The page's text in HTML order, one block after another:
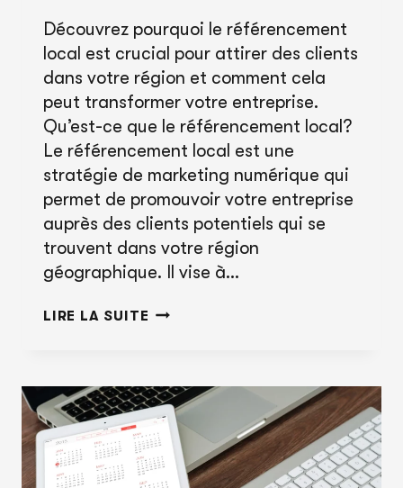
Découvrez pourquoi le référencement
local est crucial pour attirer des clients
dans votre région et comment cela
peut transformer votre entreprise.
Qu’est-ce que le référencement local?
Le référencement local est une
stratégie de marketing numérique qui
permet de promouvoir votre entreprise
auprès des clients potentiels qui se
trouvent dans votre région
géographique. Il vise à…
LIRE LA SUITE L’IMPORTANCE
LOCAL
POUR
VOTRE
ENTREPRISE